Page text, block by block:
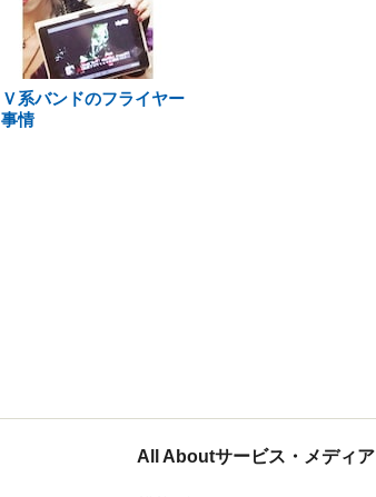
Ｖ系バンドのフライヤー
事情
All Aboutサービス・メディア